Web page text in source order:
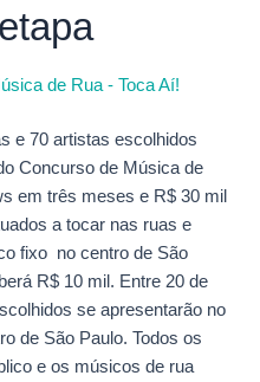
e 70 artistas escolhidos
Concurso de Música de
em três meses e R$ 30 mil
a tocar nas ruas e
fixo no centro de São
R$ 10 mil. Entre 20 de
se apresentarão no
de São Paulo. Todos os
e os músicos de rua